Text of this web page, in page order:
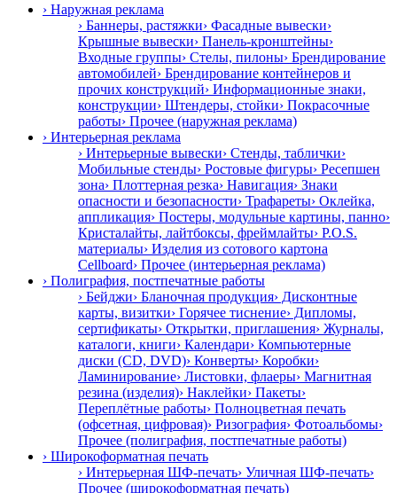
› Наружная реклама
› Баннеры, растяжки› Фасадные вывески›
Крышные вывески› Панель-кронштейны›
Входные группы› Стелы, пилоны› Брендирование
автомобилей› Брендирование контейнеров и
прочих конструкций› Информационные знаки,
конструкции› Штендеры, стойки› Покрасочные
работы› Прочее (наружная реклама)
› Интерьерная реклама
› Интерьерные вывески› Стенды, таблички›
Мобильные стенды› Ростовые фигуры› Ресепшен
зона› Плоттерная резка› Навигация› Знаки
опасности и безопасности› Трафареты› Оклейка,
аппликация› Постеры, модульные картины, панно›
Кристалайты, лайтбоксы, фреймлайты› P.O.S.
материалы› Изделия из сотового картона
Cellboard› Прочее (интерьерная реклама)
› Полиграфия, постпечатные работы
› Бейджи› Бланочная продукция› Дисконтные
карты, визитки› Горячее тиснение› Дипломы,
сертификаты› Открытки, приглашения› Журналы,
каталоги, книги› Календари› Компьютерные
диски (CD, DVD)› Конверты› Коробки›
Ламинирование› Листовки, флаеры› Магнитная
резина (изделия)› Наклейки› Пакеты›
Переплётные работы› Полноцветная печать
(офсетная, цифровая)› Ризография› Фотоальбомы›
Прочее (полиграфия, постпечатные работы)
› Широкоформатная печать
› Интерьерная ШФ-печать› Уличная ШФ-печать›
Прочее (широкоформатная печать)